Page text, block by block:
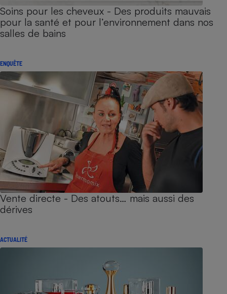
Soins pour les cheveux - Des produits mauvais
pour la santé et pour l’environnement dans nos
salles de bains
ENQUÊTE
Vente directe - Des atouts… mais aussi des
dérives
ACTUALITÉ